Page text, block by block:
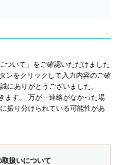
ついて」をご確認いただけました
ンをクリックして入力内容のご確
にありがとうございました。
ます。
万が一連絡がなかった場
振り分けられている可能性があ
扱いについて